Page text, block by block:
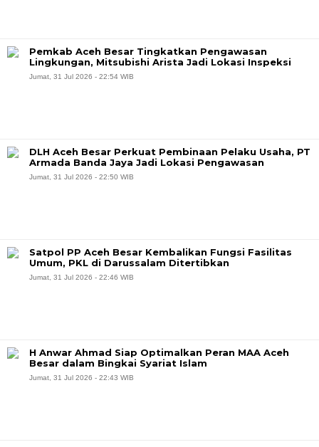
Pemkab Aceh Besar Tingkatkan Pengawasan
Lingkungan, Mitsubishi Arista Jadi Lokasi Inspeksi
Jumat, 31 Jul 2026 - 22:54 WIB
DLH Aceh Besar Perkuat Pembinaan Pelaku Usaha, PT
Armada Banda Jaya Jadi Lokasi Pengawasan
Jumat, 31 Jul 2026 - 22:50 WIB
Satpol PP Aceh Besar Kembalikan Fungsi Fasilitas
Umum, PKL di Darussalam Ditertibkan
Jumat, 31 Jul 2026 - 22:46 WIB
H Anwar Ahmad Siap Optimalkan Peran MAA Aceh
Besar dalam Bingkai Syariat Islam
Jumat, 31 Jul 2026 - 22:43 WIB